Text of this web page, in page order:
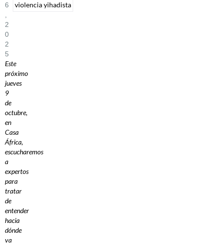
6
2
0
2
5
Este
próximo
jueves
9
de
octubre,
en
Casa
África,
escucharemos
a
expertos
para
tratar
de
entender
hacia
dónde
va
violencia yihadista